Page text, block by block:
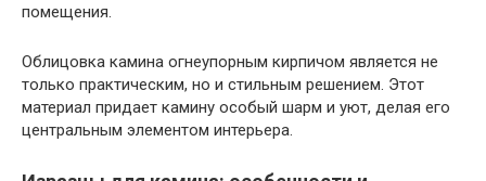
помещения.
Облицовка камина огнеупорным кирпичом является не
только практическим, но и стильным решением. Этот
материал придает камину особый шарм и уют, делая его
центральным элементом интерьера.